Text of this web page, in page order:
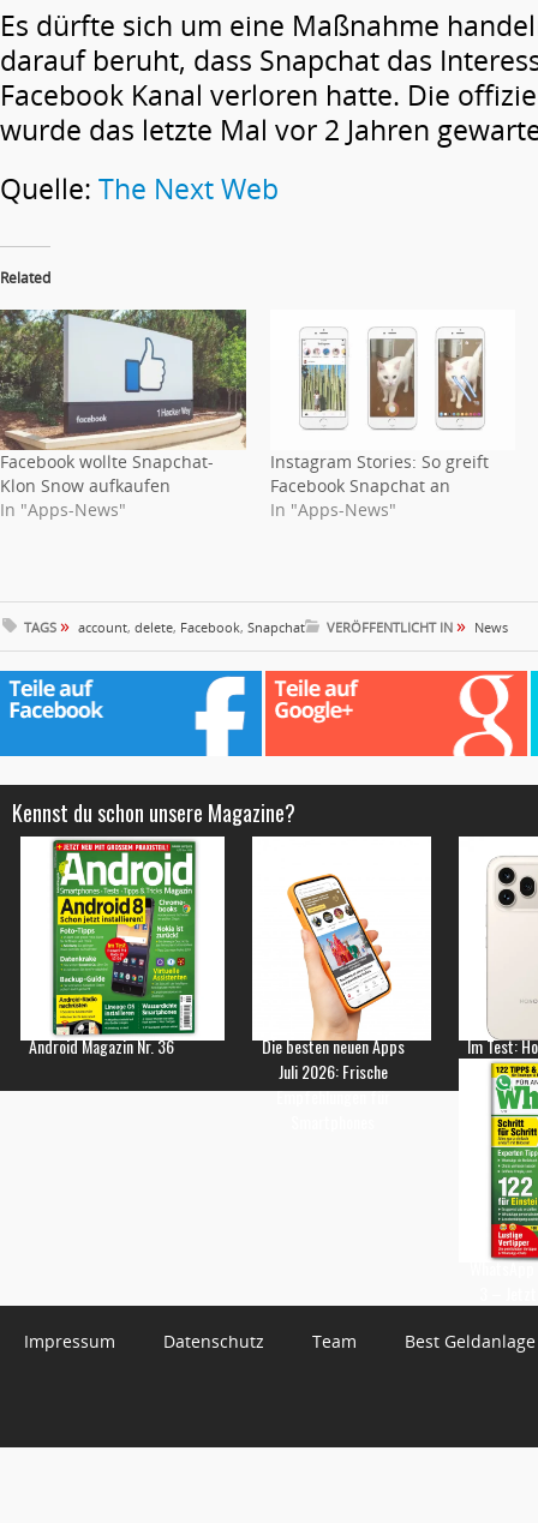
Es dürfte sich um eine Maßnahme
darauf beruht, dass Snapchat das
Facebook Kanal verloren hatte. Die
wurde das letzte Mal vor 2 Jahren
Quelle: The Next Web
Related
Facebook wollte Snapchat-
Klon Snow aufkaufen
In "Apps-News"
Instagram Stories: So greift
Facebook Snapchat an
In "Apps-News"
TAGS » account, delete, Facebook, Snapchat VERÖFFENTLICHT IN » News
Kennst du schon unsere Magazine?
Android Magazin Nr. 36
Die besten neuen Apps
Juli 2026: Frische
Empfehlungen für
Im Test:
Impressum Datenschutz Team Best Geldanlage